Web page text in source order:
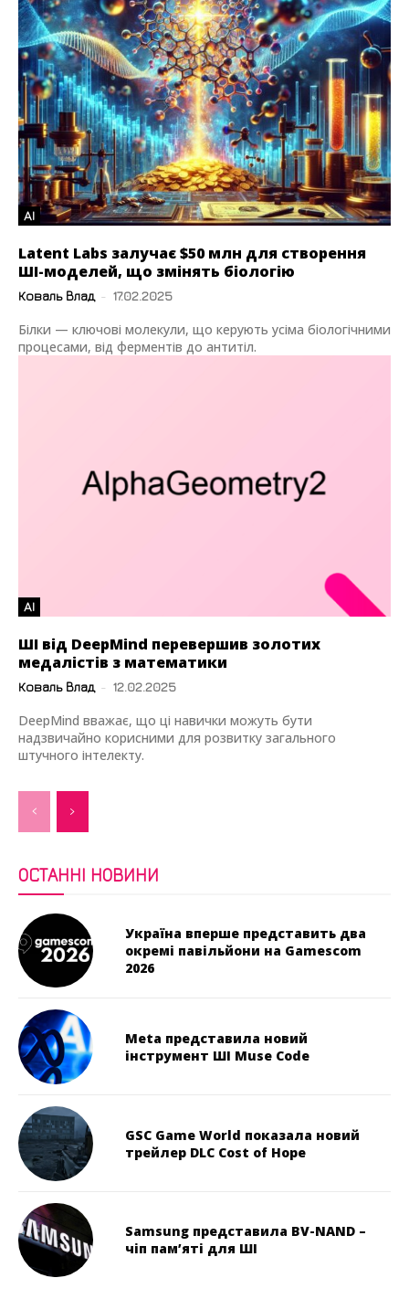
AI
Latent Labs залучає $50 млн для створення
ШІ-моделей, що змінять біологію
Коваль Влад - 17.02.2025
Білки — ключові молекули, що керують усіма біологічними
процесами, від ферментів до антитіл.
AI
ШІ від DeepMind перевершив золотих
медалістів з математики
Коваль Влад - 12.02.2025
DeepMind вважає, що ці навички можуть бути
надзвичайно корисними для розвитку загального
штучного інтелекту.
ОСТАННІ НОВИНИ
Україна вперше представить два
окремі павільйони на Gamescom
2026
Meta представила новий
інструмент ШІ Muse Code
GSC Game World показала новий
трейлер DLC Cost of Hope
Samsung представила BV-NAND –
чіп пам’яті для ШІ